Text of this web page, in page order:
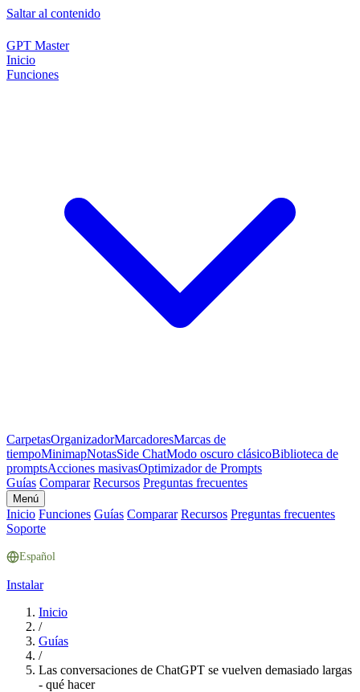
Saltar al contenido
GPT Master
Inicio
Funciones
CarpetasOrganizadorMarcadoresMarcas de
tiempoMinimapNotasSide ChatModo oscuro clásicoBiblioteca de
promptsAcciones masivasOptimizador de Prompts
Guías Comparar Recursos Preguntas frecuentes
Menú
Inicio Funciones Guías Comparar Recursos Preguntas frecuentes
Soporte
Español
Instalar
Inicio
/
Guías
/
Las conversaciones de ChatGPT se vuelven demasiado largas
- qué hacer